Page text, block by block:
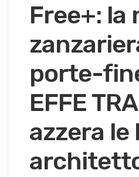
Free+: la
porte-
EFFE
azzera